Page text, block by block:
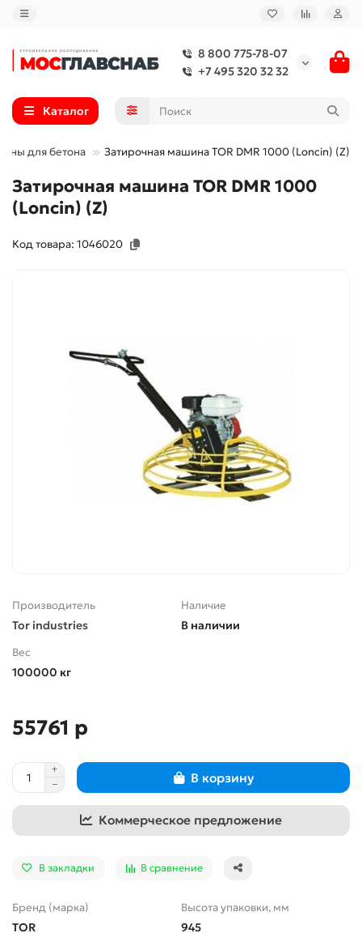
8 800 775-78-07
+7 495 320 32 32
Каталог
для бетона Затирочная машина TOR DMR 1000 (Loncin) (Z)
Затирочная машина TOR DMR 1000
(Loncin) (Z)
Код товара: 1046020
Производитель
Tor industries
Наличие
В наличии
Вес
100000 кг
55761 р
В корзину
Коммерческое предложение
В закладки В сравнение
Бренд (марка)
TOR
Высота упаковки, мм
945